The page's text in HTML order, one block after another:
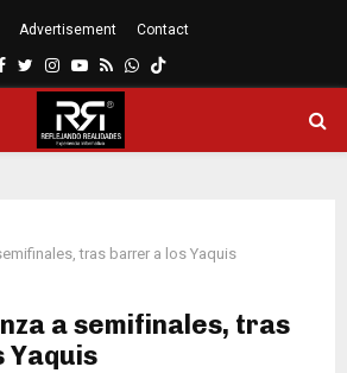
Advertisement Contact
Facebook
Twitter
Instagram
Youtube
RssWhatsapp
tras barrer a los Yaquis
a semifinales, tras
Yaquis